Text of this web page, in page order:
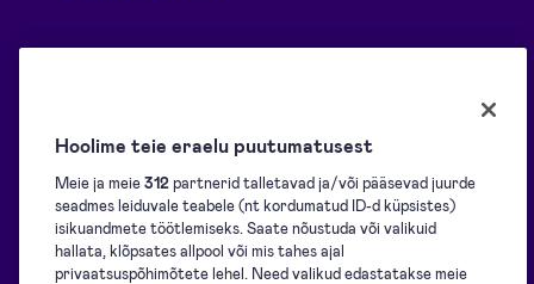
Blogi
Kasutajatugi
Ülevaade
Allkirjade kogumine
Hoolime teie eraelu puutumatusest
Meie ja meie312partnerid talletavad ja/või pääsevad juurde
seadmes leiduvale teabele (nt kordumatud ID-d küpsistes)
isikuandmete töötlemiseks. Saate nõustuda või valikuid
hallata, klõpsates allpool või mis tahes ajal
privaatsuspõhimõtete lehel. Need valikud edastatakse meie